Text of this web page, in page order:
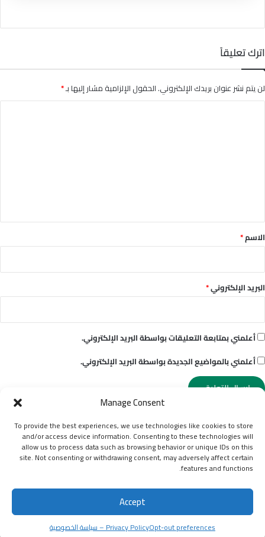
Manage Consent
To provide the best experiences, we use technologies like cookies to store
and/or access device information. Consenting to these technologies will
allow us to process data such as browsing behavior or unique IDs on this
site. Not consenting or withdrawing consent, may adversely affect certain
features and functions.
Accept
Opt-out preferencesPrivacy Policy – سياسة الخصوصية
اترك تعليقاً
لن يتم نشر عنوان بريدك الإلكتروني.الحقول الإلزامية مشار إليها بـ*
*الاسم*
البريد الإلكتروني*
أعلمني بمتابعة التعليقات بواسطة البريد الإلكتروني.
أعلمني بالمواضيع الجديدة بواسطة البريد الإلكتروني.
© حقوق النشر 2026، جميع الحقوق محفوظة |
نمبروزو | أكبر دليل
للهواتف
إخلاء مسؤولية عام (Disclaimer)
Cookie Policy (UK)